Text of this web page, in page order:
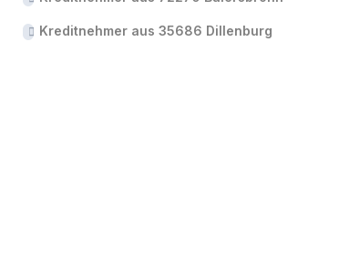
Kreditnehmer aus 35686 Dillenburg